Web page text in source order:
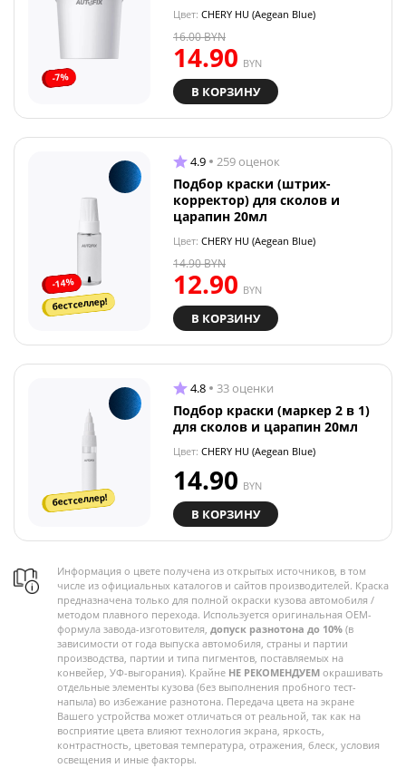
-7%
Цвет: CHERY HU (Aegean Blue)
14.90 BYN
16.00BYN
В КОРЗИНУ
-14%
бестселлер!
4.9 259 оценок
Подбор краски (штрих-
корректор) для сколов и
царапин 20мл
Цвет: CHERY HU (Aegean Blue)
12.90 BYN
14.90BYN
В КОРЗИНУ
бестселлер!
4.8 33 оценки
Подбор краски (маркер 2 в 1)
для сколов и царапин 20мл
Цвет: CHERY HU (Aegean Blue)
14.90 BYN
В КОРЗИНУ
Информация о цвете получена из открытых источников, в том
числе из официальных каталогов и сайтов производителей. Краска
предназначена только для полной окраски кузова автомобиля /
методом плавного перехода. Используется оригинальная OEM-
формула завода-изготовителя, допуск разнотона до 10% (в
зависимости от года выпуска автомобиля, страны и партии
производства, партии и типа пигментов, поставляемых на
конвейер, УФ-выгорания). Крайне НЕ РЕКОМЕНДУЕМ окрашивать
отдельные элементы кузова (без выполнения пробного тест-
напыла) во избежание разнотона. Передача цвета на экране
Вашего устройства может отличаться от реальной, так как на
восприятие цвета влияют технология экрана, яркость,
контрастность, цветовая температура, отражения, блеск, условия
освещения и иные факторы.